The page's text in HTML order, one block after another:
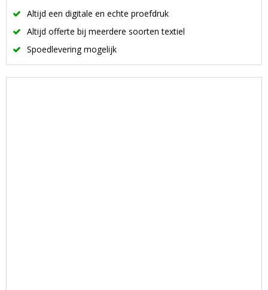
Altijd een digitale en echte proefdruk
Altijd offerte bij meerdere soorten textiel
Spoedlevering mogelijk